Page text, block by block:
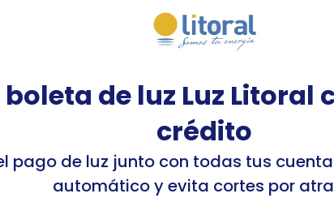
de luz Luz Litoral
crédito
pago de luz junto con todas tus
automático y evita cortes por